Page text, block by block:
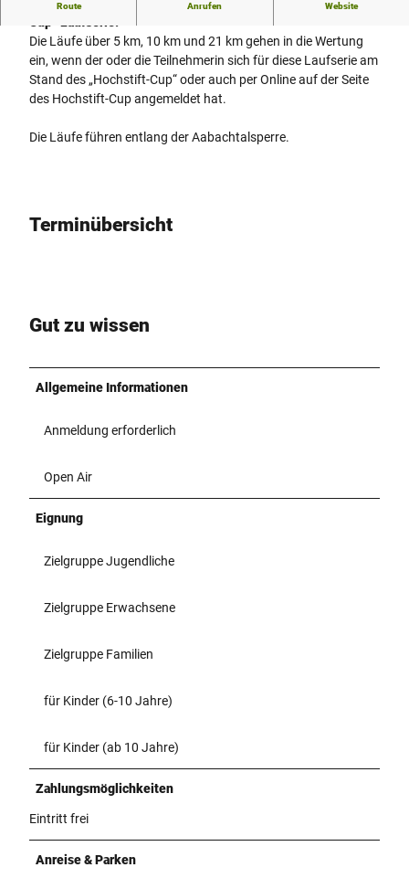
Route Anrufen Website
Die Läufe über 5 km, 10 km und 21 km gehen in die Wertung
ein, wenn der oder die Teilnehmerin sich für diese Laufserie am
Stand des „Hochstift-Cup“ oder auch per Online auf der Seite
des Hochstift-Cup angemeldet hat.
Die Läufe führen entlang der Aabachtalsperre.
Terminübersicht
Gut zu wissen
Allgemeine Informationen
Anmeldung erforderlich
Open Air
Eignung
Zielgruppe Jugendliche
Zielgruppe Erwachsene
Zielgruppe Familien
für Kinder (6-10 Jahre)
für Kinder (ab 10 Jahre)
Zahlungsmöglichkeiten
Eintritt frei
Anreise & Parken